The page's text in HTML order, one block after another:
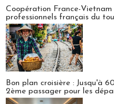
Coopération France-
professionnels français du
Bon plan croisière : Jusqu'à
2ème passager pour les